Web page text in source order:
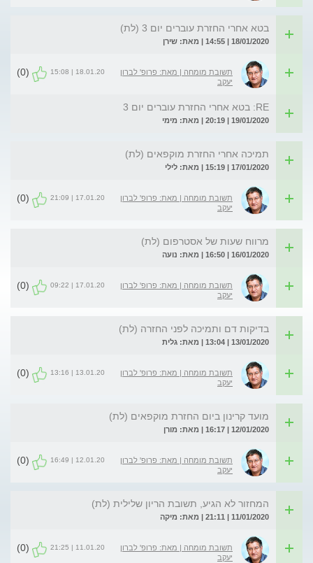
בטא אחרי החזרת עוברים יום 3 (לת)
18/01/2020 | 14:55 | מאת: שירן
תשובת מומחה | מאת: פרופ' לברון
יעקב
18.01.20 | 15:08
(0)
RE: בטא אחרי החזרת עוברים יום 3
19/01/2020 | 20:19 | מאת: מימי
תמיכה אחרי החזרת מוקפאים (לת)
17/01/2020 | 15:19 | מאת: לילי
תשובת מומחה | מאת: פרופ' לברון
יעקב
17.01.20 | 21:09
(0)
מרווח שעות של אסטרפום (לת)
16/01/2020 | 16:50 | מאת: נועה
תשובת מומחה | מאת: פרופ' לברון
יעקב
17.01.20 | 09:22
(0)
בדיקות דם ותמיכה לפני החזרה (לת)
13/01/2020 | 13:04 | מאת: גלית
תשובת מומחה | מאת: פרופ' לברון
יעקב
13.01.20 | 13:16
(0)
מועד קרינון ביום החזרת מוקפאים (לת)
12/01/2020 | 16:17 | מאת: מורן
תשובת מומחה | מאת: פרופ' לברון
יעקב
12.01.20 | 16:49
(0)
המחזור לא הגיע, תשובת הריון שלילית (לת)
11/01/2020 | 21:11 | מאת: מיקה
תשובת מומחה | מאת: פרופ' לברון
יעקב
11.01.20 | 21:25
(0)